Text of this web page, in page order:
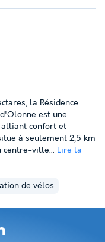
la Résidence
est une
alliant confort et
à seulement 2,5 km
centre-ville... Lire la
de vélos